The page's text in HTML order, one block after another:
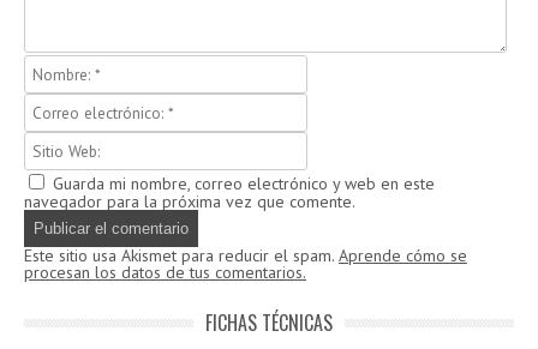
Guarda mi nombre, correo electrónico y web en este
navegador para la próxima vez que comente.
Este sitio usa Akismet para reducir el spam. Aprende cómo se
procesan los datos de tus comentarios.
FICHAS TÉCNICAS